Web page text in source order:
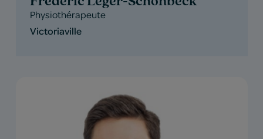
Physiothérapeute
Victoriaville